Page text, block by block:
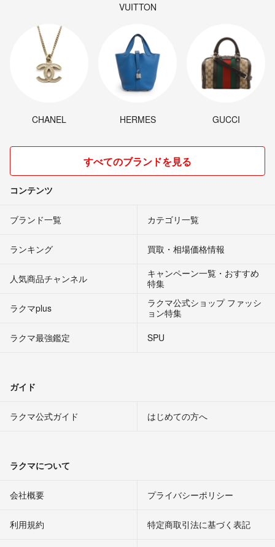
VUITTON
CHANEL HERMES GUCCI
すべてのブランドを見る
コンテンツ
ブランド一覧 カテゴリ一覧
ランキング 買取・相場価格情報
人気商品チャンネル
キャンペーン一覧・おすすめ
特集
ラクマplus
ラクマ公式ショップ ファッシ
ョン特集
ラクマ最強鑑定
SPU
ガイド
ラクマ公式ガイド はじめての方へ
ラクマについて
会社概要 プライバシーポリシー
利用規約 特定商取引法に基づく表記